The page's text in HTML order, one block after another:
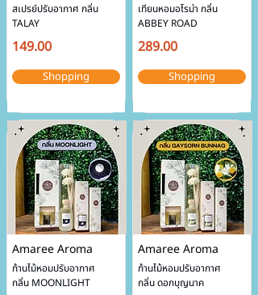
สเปรย์ปรับอากาศ กลิ่น
TALAY
149.00
Shopping
Amaree Aroma
ก้านไม้หอมปรับอากาศ
กลิ่น MOONLIGHT
เทียนหอมอโรม่า กลิ่น
ABBEY ROAD
289.00
Shopping
Amaree Aroma
ก้านไม้หอมปรับอากาศ
กลิ่น ดอกบุญนาค